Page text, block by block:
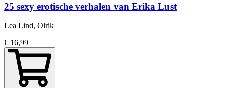
25 sexy erotische verhalen van Erika Lust
Lea Lind, Olrik
€ 16,99